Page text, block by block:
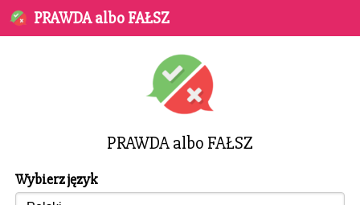
PRAWDA albo FAŁSZ
PRAWDA albo FAŁSZ
Wybierz język